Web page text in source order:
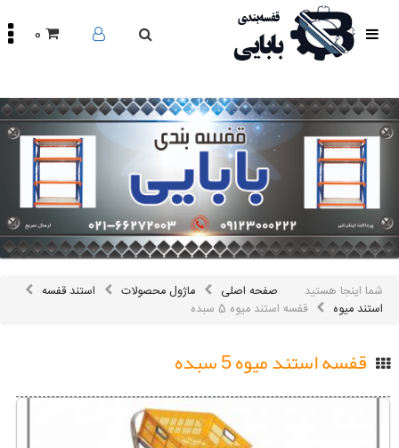
محصولات
مقالات
درباره
تماس
باما
اینستاگرام
سایر
لینک
ها
0
شما اینجا هستید صفحه اصلی ماژول محصولات
استند قفسه
استند میوه
قفسه استند میوه 5 سبده
قفسه استند میوه 5 سبده